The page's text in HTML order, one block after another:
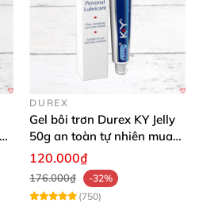
DUREX
Gel bôi trơn Durex KY Jelly
50g an toàn tự nhiên mua
ngay
120.000₫
176.000₫
-32%
(750)